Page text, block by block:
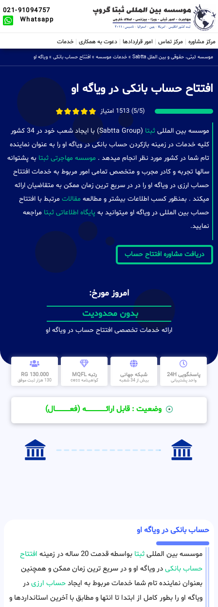
021-91094757
Whatsapp
مرکز مشاوره مرکز تماس امور قراردادها دعوت به همکاری خدمات
موسسه ثبتی، حقوقی و بین الملل Sabtta » خدمات موسسه » افتتاح حساب بانکی » ویاگه او
افتتاح حساب بانکی در ویاگه او
(5/5) 1513 امتیاز
موسسه بین المللی ثبتا
(Sabtta Group) با ایجاد شعب خود در 34 کشور
کلیه خدمات در زمینه بازکردن حساب بانکی در ویاگه او را به عنوان نماینده
تام شما در کشور مورد نظر انجام میدهد . موسسه مهاجرتی ثبتا به پشتوانه
سالها تجربه و کادر مجرب و متخصص تمامی امور مربوط به خدمات افتتاح
حساب ارزی در ویاگه او را در در سریع ترین زمان ممکن به متقاضیان ارائه
میکند . بمنظور کسب اطلاعات بیشتر و مطالعه مقالات مرتبط با افتتاح
حساب بین المللی در ویاگه او میتوانید به پایگاه اطلاعاتی ثبتا مراجعه
نمایید.
دریافت مشاوره افتتاح حساب
امروز مورخ:
بدون محدودیت
ارائه خدمات تخصصی افتتاح حساب در ویاگه او
پاسخگویی 24H
واحد پشتیبانی
شبکه جهانی
بیش از 34 شعبه
رتبه MQFL
گواهینامه cess
130.000 RG
130 هزار ثبت موفق
وضعیت : قابل ارائــــــــــــــــــــه (فعـــــــــــــــال)
حساب بانکی در ویاگه او
موسسه بین المللیثبتا بواسطه قدمت 20 ساله در زمینه
افتتاح
حساب بانکیدر ویاگه او و در سریع ترین زمان ممکن و همچنین
بعنوان نماینده تام شما خدمات مربوط به ایجادحساب ارزیدر
ویاگه او را بطور کامل از ابتدا تا انتها و مطابق با آخرین استانداردها و